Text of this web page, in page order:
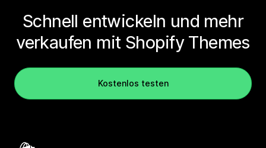
Schnell entwickeln und mehr
verkaufen mit Shopify Themes
Kostenlos testen